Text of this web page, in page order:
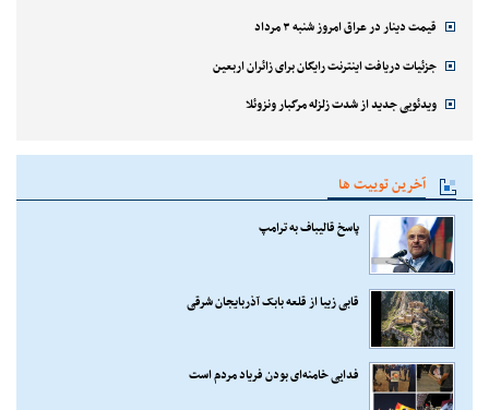
قیمت دینار در عراق امروز شنبه ۳ مرداد
جزئیات دریافت اینترنت رایگان برای زائران اربعین
ویدئویی جدید از شدت زلزله مرگبار ونزوئلا
آخرین توییت ها
پاسخ قالیباف به ترامپ
قابی زیبا از قلعه بابک آذربایجان شرقی
فدایی خامنه‌ای بودن فریاد مردم است